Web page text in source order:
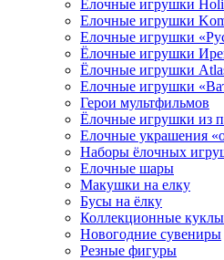
Ёлочные игрушки
Елочные игрушки
Елочные игрушки
Ёлочные игрушки
Ёлочные игрушки
Елочные игрушки
Герои мультфильмов
Ёлочные игрушки из
Елочные украшения
Наборы ёлочных
Елочные шары
Макушки на елку
Бусы на ёлку
Коллекционные куклы
Новогодние сувениры
Резные фигуры